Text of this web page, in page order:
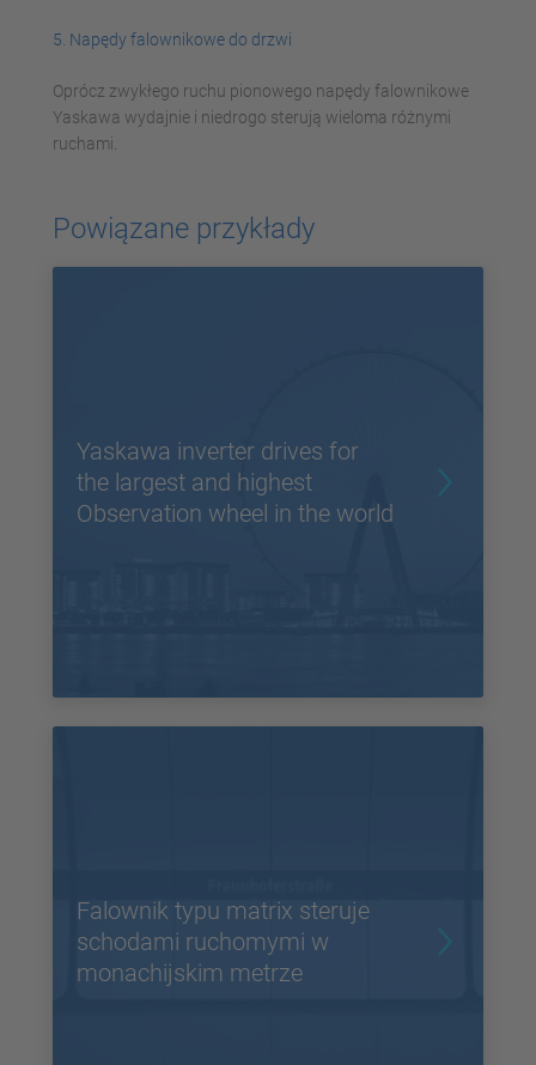
5. Napędy falownikowe do drzwi
Oprócz zwykłego ruchu pionowego napędy falownikowe
Yaskawa wydajnie i niedrogo sterują wieloma różnymi
ruchami.
Powiązane przykłady
Yaskawa inverter drives for
the largest and highest
Observation wheel in the world
Falownik typu matrix steruje
schodami ruchomymi w
monachijskim metrze